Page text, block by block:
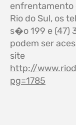
Rio do Sul, os
s�o 199 e (47)
podem ser
site
http://
pg=1785